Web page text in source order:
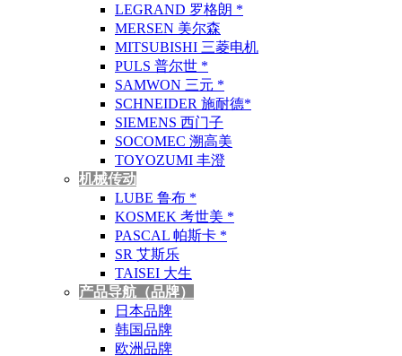
LEGRAND 罗格朗 *
MERSEN 美尔森
MITSUBISHI 三菱电机
PULS 普尔世 *
SAMWON 三元 *
SCHNEIDER 施耐德*
SIEMENS 西门子
SOCOMEC 溯高美
TOYOZUMI 丰澄
机械传动
LUBE 鲁布 *
KOSMEK 考世美 *
PASCAL 帕斯卡 *
SR 艾斯乐
TAISEI 大生
产品导航（品牌）
日本品牌
韩国品牌
欧洲品牌